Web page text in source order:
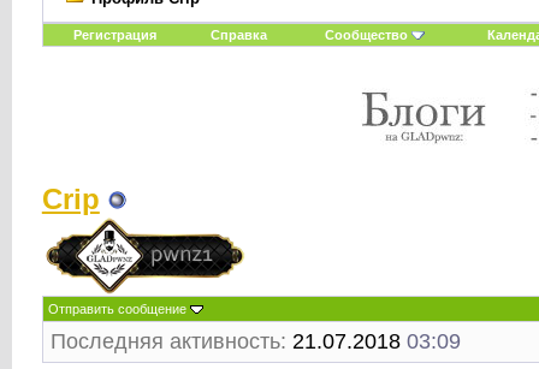
Регистрация Справка Сообщество
Crip
Отправить сообщение
Последняя активность: 21.07.2018 03:09